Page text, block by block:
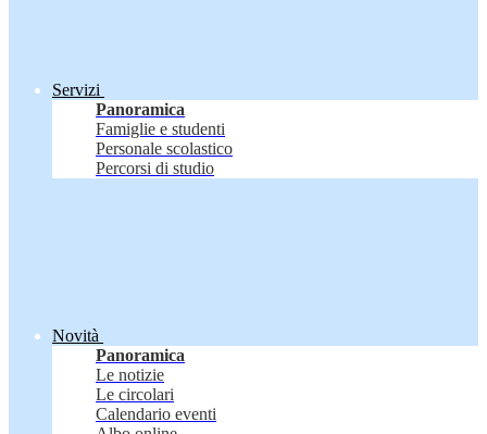
Servizi
Panoramica
Famiglie e studenti
Personale scolastico
Percorsi di studio
Novità
Panoramica
Le notizie
Le circolari
Calendario eventi